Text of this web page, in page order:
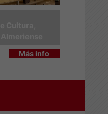
Más info